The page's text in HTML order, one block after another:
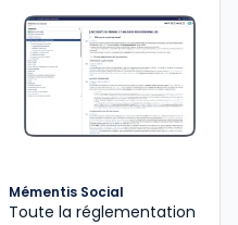
Mémentis Social
Toute la réglementation